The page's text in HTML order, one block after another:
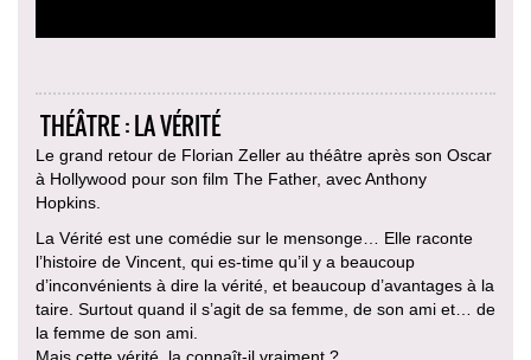
THÉÂTRE : LA VÉRITÉ
Le grand retour de Florian Zeller au théâtre après son Oscar
à Hollywood pour son film The Father, avec Anthony
Hopkins.
La Vérité est une comédie sur le mensonge… Elle raconte
l’histoire de Vincent, qui es-time qu’il y a beaucoup
d’inconvénients à dire la vérité, et beaucoup d’avantages à la
taire. Surtout quand il s’agit de sa femme, de son ami et… de
la femme de son ami.